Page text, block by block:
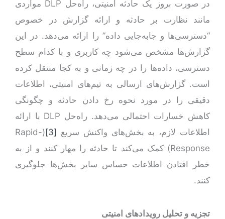
در صورت بروز یک حادثه امنیتی، راه‌حل DLP مواردی
مانند نظارت بر حادثه و ارائه گزارش در خصوص
“دسترسی‌ها و جابه‌جایی داده‌” را ارائه می‌دهد. در این
گزارش‌ها مشخص می‌شود چه کاربری و با کدام سطح
دسترسی، داده‌ها را در چه زمانی و به کجا منتقل کرده
است. گزارش‌های ارسالی به تیم‌‌های امنیتی، اطلاعات
دقیقی را در مورد نحوه رخ‌ دادن حادثه و چگونگی
کاهش خسارات احتمالی می‌دهد. راه‌حل DLP با ارائه
اطلاعات لازم، به بخش‌های واکنش سریع [3]
(Rapid-
Response) کمک می‌کند تا حادثه را مهار کنند و از به
‌خطر افتادن اطلاعات حساس سایر بخش‌ها جلوگیری
کنند.
تجزیه و تحلیل رویدادهای امنیتی